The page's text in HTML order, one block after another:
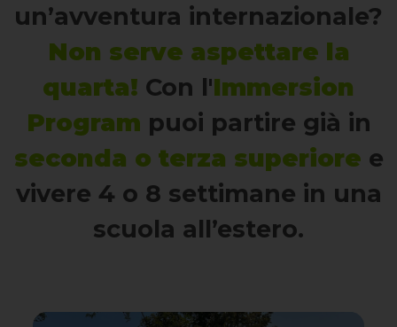
un’avventura internazionale?
Non serve aspettare la
quarta! Con l'Immersion
Program puoi partire già in
seconda o terza superiore e
vivere 4 o 8 settimane in una
scuola all’estero.